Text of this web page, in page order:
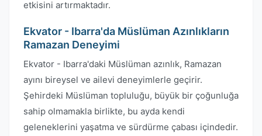
etkisini artırmaktadır.
Ekvator - Ibarra'da Müslüman Azınlıkların
Ramazan Deneyimi
Ekvator - Ibarra'daki Müslüman azınlık, Ramazan
ayını bireysel ve ailevi deneyimlerle geçirir.
Şehirdeki Müslüman topluluğu, büyük bir çoğunluğa
sahip olmamakla birlikte, bu ayda kendi
geleneklerini yaşatma ve sürdürme çabası içindedir.